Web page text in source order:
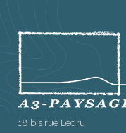
18 bis rue Ledru